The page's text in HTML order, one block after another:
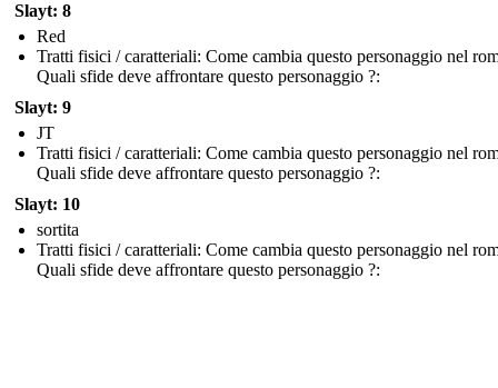
Slayt: 8
Red
Tratti fisici / caratteriali: Come cambia questo personaggio nel
Quali sfide deve affrontare questo personaggio ?:
Slayt: 9
JT
Tratti fisici / caratteriali: Come cambia questo personaggio nel
Quali sfide deve affrontare questo personaggio ?:
Slayt: 10
sortita
Tratti fisici / caratteriali: Come cambia questo personaggio nel
Quali sfide deve affrontare questo personaggio ?: